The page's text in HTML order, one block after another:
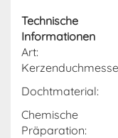
Technische
Informationen
Art:
Dochtmaterial:
Chemische
Präparation: